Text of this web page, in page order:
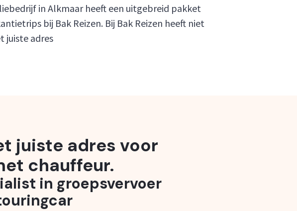
in Alkmaar heeft een uitgebreid pakket
bij Bak Reizen. Bij Bak Reizen heeft niet
juiste adres
juiste adres voor
chauffeur.
in groepsvervoer